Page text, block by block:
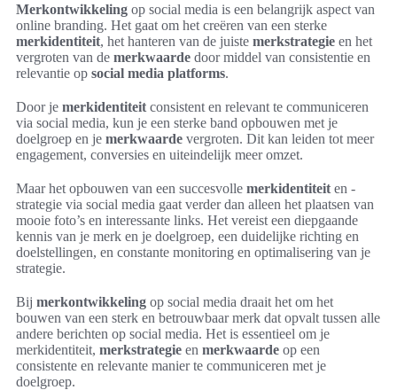
Merkontwikkeling op social media is een belangrijk aspect van
online branding. Het gaat om het creëren van een sterke
merkidentiteit, het hanteren van de juiste merkstrategie en het
vergroten van de merkwaarde door middel van consistentie en
relevantie op social media platforms.
Door je merkidentiteit consistent en relevant te communiceren
via social media, kun je een sterke band opbouwen met je
doelgroep en je merkwaarde vergroten. Dit kan leiden tot meer
engagement, conversies en uiteindelijk meer omzet.
Maar het opbouwen van een succesvolle merkidentiteit en -
strategie via social media gaat verder dan alleen het plaatsen van
mooie foto’s en interessante links. Het vereist een diepgaande
kennis van je merk en je doelgroep, een duidelijke richting en
doelstellingen, en constante monitoring en optimalisering van je
strategie.
Bij merkontwikkeling op social media draait het om het
bouwen van een sterk en betrouwbaar merk dat opvalt tussen alle
andere berichten op social media. Het is essentieel om je
merkidentiteit, merkstrategie en merkwaarde op een
consistente en relevante manier te communiceren met je
doelgroep.